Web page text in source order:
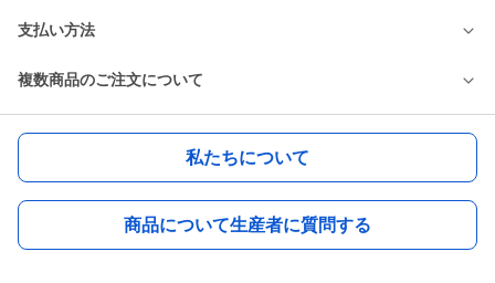
支払い方法
複数商品のご注文について
私たちについて
商品について生産者に質問する